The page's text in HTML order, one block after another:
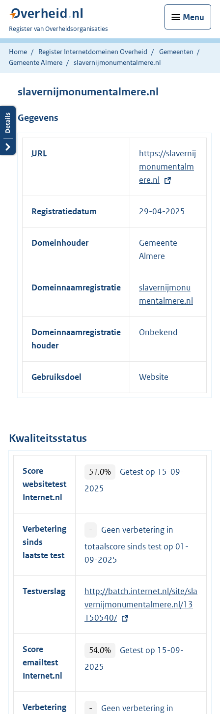
Menu
U
bent
nu
hier:
Register van Overheidsorganisaties
Home Register Internetdomeinen Overheid
Gemeenten
Gemeente Almere
slavernijmonumentalmere.nl
slavernijmonumentalmere.nl
Gegevens
URL
E
x
t
e
r
l
i
n
k
:
https://slavernij
monumentalm
ere.nl
Registratiedatum 29-04-2025
Domeinhouder
Gemeente
Almere
Domeinnaamregistratie
slavernijmonu
mentalmere.nl
Domeinnaamregistratie
houder
Onbekend
Gebruiksdoel Website
Kwaliteitsstatus
Score
websitetest
Internet.nl
51.0%
Getest op 15-09-
2025
Verbetering
sinds
laatste test
-
Geen verbetering in
totaalscore sinds test op 01-
09-2025
Testverslag
E
x
t
e
e
http://batch.internet.nl/site/sla
vernijmonumentalmere.nl/13
150540/
Score
emailtest
Internet.nl
54.0%
Getest op 15-09-
2025
Verbetering
-
Geen verbetering in